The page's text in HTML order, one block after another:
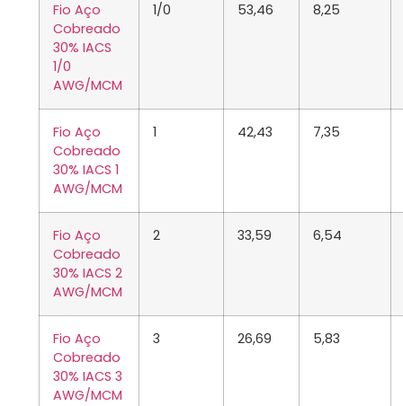
Fio Aço
Cobreado
30% IACS
1/0
AWG/MCM
1/0 53,46 8,25
Fio Aço
Cobreado
30% IACS 1
AWG/MCM
1 42,43 7,35
Fio Aço
Cobreado
30% IACS 2
AWG/MCM
2 33,59 6,54
Fio Aço
Cobreado
30% IACS 3
AWG/MCM
3 26,69 5,83